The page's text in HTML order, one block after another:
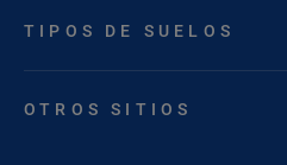
TIPOS DE SUELOS
OTROS SITIOS